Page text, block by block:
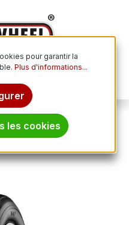
46M V47 4PR
pour garantir la
Plus d'informations...
les cookies